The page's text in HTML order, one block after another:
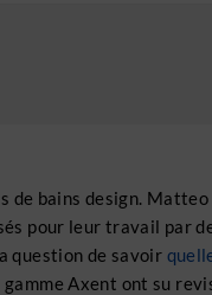
bains design.
pour leur travail par
question de savoir
Axent ont su